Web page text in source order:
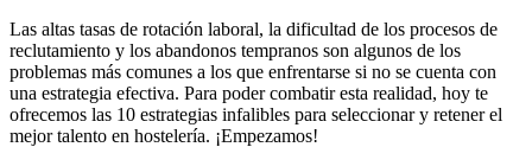
Las altas tasas de rotación laboral, la dificultad de los procesos de
reclutamiento y los abandonos tempranos son algunos de los
problemas más comunes a los que enfrentarse si no se cuenta con
una estrategia efectiva. Para poder combatir esta realidad, hoy te
ofrecemos las 10 estrategias infalibles para seleccionar y retener el
mejor talento en hostelería. ¡Empezamos!